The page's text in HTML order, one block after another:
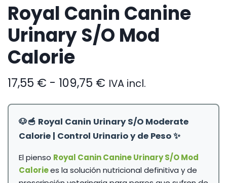
Royal Canin Canine
Urinary S/O Mod
Calorie
17,55 € - 109,75 € Rango
precios:
desde
17,55 €
hasta
109,75 €
IVA incl.
🐶🥣 Royal Canin Urinary S/O Moderate
Calorie | Control Urinario y de Peso ✨
El pienso Royal Canin Canine Urinary S/O Mod
Caloriees la solución nutricional definitiva y de